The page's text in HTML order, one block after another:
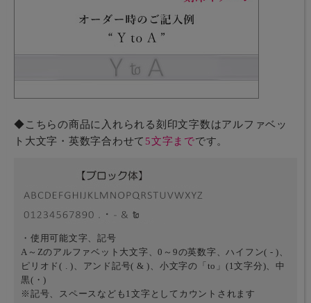
◆こちらの商品に入れられる刻印文字数はアルファベッ
ト大文字・英数字合わせて 5文字までです。
・使用可能文字、記号
A～Zのアルファベット大文字、0～9の英数字、ハイフン( - )、
ピリオド( . )、アンド記号( & )、小文字の「to」(1文字分)、中
黒(・)
※記号、スペースなども1文字としてカウントされます